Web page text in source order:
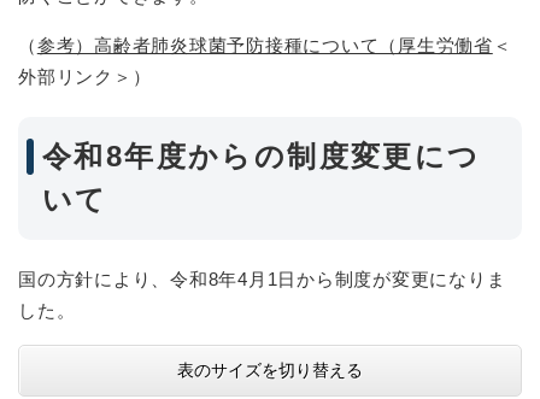
（参考）高齢者肺炎球菌予防接種について（厚生労働省 ＜
外部リンク＞ ）
令和8年度からの制度変更につ
いて
国の方針により、令和8年4月1日から制度が変更になりま
した。
表のサイズを切り替える